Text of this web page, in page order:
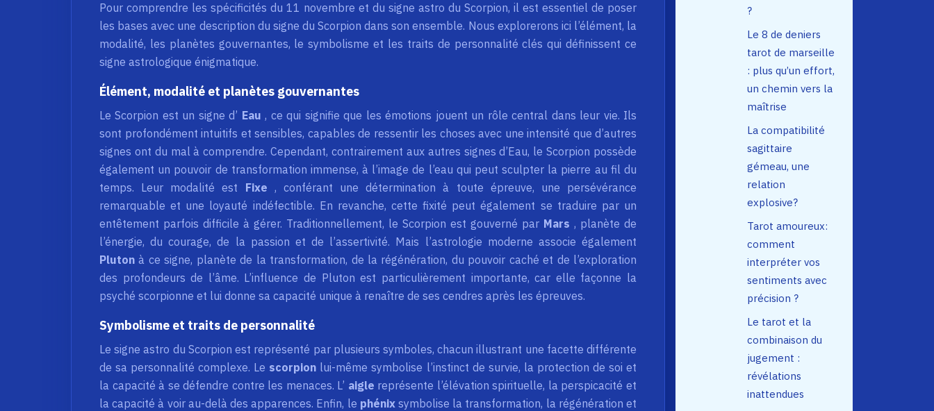
Pour comprendre les spécificités du 11 novembre et du signe astro du Scorpion, il est essentiel de poser
les bases avec une description du signe du Scorpion dans son ensemble. Nous explorerons ici l’élément, la
modalité, les planètes gouvernantes, le symbolisme et les traits de personnalité clés qui définissent ce
signe astrologique énigmatique.
Élément, modalité et planètes gouvernantes
Le Scorpion est un signe d’ Eau, ce qui signifie que les émotions jouent un rôle central dans leur vie. Ils
sont profondément intuitifs et sensibles, capables de ressentir les choses avec une intensité que d’autres
signes ont du mal à comprendre. Cependant, contrairement aux autres signes d’Eau, le Scorpion possède
également un pouvoir de transformation immense, à l’image de l’eau qui peut sculpter la pierre au fil du
temps. Leur modalité est Fixe , conférant une détermination à toute épreuve, une persévérance
remarquable et une loyauté indéfectible. En revanche, cette fixité peut également se traduire par un
entêtement parfois difficile à gérer. Traditionnellement, le Scorpion est gouverné par Mars , planète de
l’énergie, du courage, de la passion et de l’assertivité. Mais l’astrologie moderne associe également
Plutonà ce signe, planète de la transformation, de la régénération, du pouvoir caché et de l’exploration
des profondeurs de l’âme. L’influence de Pluton est particulièrement importante, car elle façonne la
psyché scorpionne et lui donne sa capacité unique à renaître de ses cendres après les épreuves.
Symbolisme et traits de personnalité
Le signe astro du Scorpion est représenté par plusieurs symboles, chacun illustrant une facette différente
de sa personnalité complexe. Le scorpion lui-même symbolise l’instinct de survie, la protection de soi et
la capacité à se défendre contre les menaces. L’ aigle représente l’élévation spirituelle, la perspicacité et
la capacité à voir au-delà des apparences. Enfin, le phénixsymbolise la transformation, la régénération et
?
Le 8 de deniers
tarot de marseille
: plus qu’un effort,
un chemin vers la
maîtrise
La compatibilité
sagittaire
gémeau, une
relation
explosive?
Tarot amoureux:
comment
interpréter vos
sentiments avec
précision ?
Le tarot et la
combinaison du
jugement :
révélations
inattendues